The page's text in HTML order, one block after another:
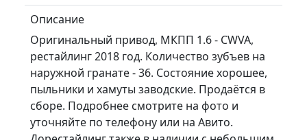
Описание
Оригинальный привод, МКПП 1.6 - CWVA,
рестайлинг 2018 год. Количество зубъев на
наружной гранате - 36. Состояние хорошее,
пыльники и хамуты заводские. Продаётся в
сборе. Подробнее смотрите на фото и
уточняйте по телефону или на Авито.